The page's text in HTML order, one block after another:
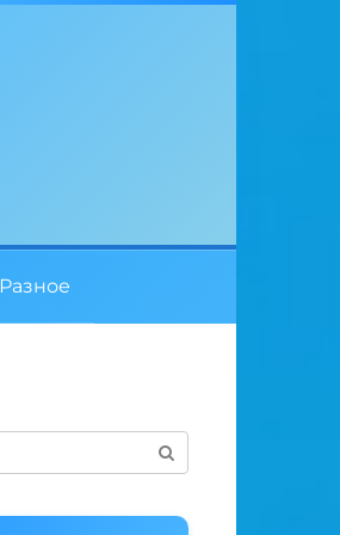
Разное